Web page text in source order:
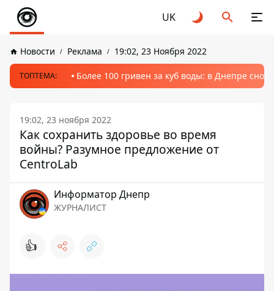
UK
Новости Реклама 19:02, 23 Ноября 2022
ТОПТЕМА: Более 100 гривен за куб воды: в Днепре
19:02, 23 ноября 2022
Как сохранить здоровье во время
войны? Разумное предложение от
CentroLab
Информатор Днепр
ЖУРНАЛИСТ
👍